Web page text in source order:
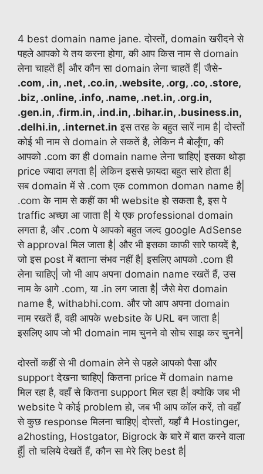
4 best domain name jane. दोस्तों, domain खरीदने से
पहले आपको ये तय करना होगा, की आप किस नाम से domain
लेना चाहतें हैं| और कौन सा domain लेना चाहतें हैं| जैसे-
.com, .in, .net, .co.in, .website, .org, .co, .store,
.biz, .online, .info, .name, .net.in, .org.in,
.gen.in, .firm.in, .ind.in, .bihar.in, .business.in,
.delhi.in, .internet.in इस तरह के बहुत सारें नाम है| दोस्तों
कोई भी नाम से domain ले सकतें है, लेकिन मै बोलूँगा, की
आपको .com का ही domain name लेना चाहिए| इसका थोड़ा
price ज्यादा लगता है| लेकिन इससे फ़ायदा बहुत सारे होता है|
सब domain में से .com एक common doman name है|
.com के नाम से कहीं का भी website हो सकता है, इस पे
traffic अच्छा आ जाता है| ये एक professional domain
लगता है, और .com पे आपको बहुत जल्द google AdSense
से approval मिल जाता है| और भी इसका काफी सारे फायदें है,
जो इस post में बताना संभव नहीं है| इसलिए आपको .com ही
लेना चाहिए| जो भी आप अपना domain name रखतें हैं, उस
नाम के आगे .com, या .in लग जाता है| जैसे मेरा domain
name है, withabhi.com. और जो आप अपना domain
नाम रखतें हैं, वही आपके website के URL बन जाता है|
इसलिए आप जो भी domain नाम चुनने वो सोच साझ कर चुनने|
दोस्तों कहीं से भी domain लेने से पहले आपको पैसा और
support देखना चाहिए| कितना price में domain name
मिल रहा है, वहाँ से कितना support मिल रहा है| क्योकि जब भी
website पे कोई problem हो, जब भी आप कॉल करें, तो वहाँ
से कुछ response मिलना चाहिए| दोस्तों, यहाँ मै Hostinger,
a2hosting, Hostgator, Bigrock के बारे में बात करने वाला
हूँ| तो चलिये देखतें हैं, कौन सा मेरे लिए best है|